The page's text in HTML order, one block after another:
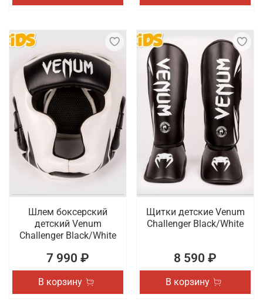
Шлем боксерский
детский Venum
Challenger Black/White
7 990 ₽
В корзину
Щитки детские Venum
Challenger Black/White
8 590 ₽
В корзину